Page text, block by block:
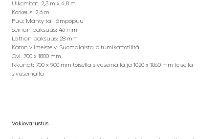
Ulkomitat: 2,3 m x 4,8 m
Korkeus: 2,6 m
Puu: Mänty tai lämpöpuu
Seinän paksuus: 46 mm
Lattian paksuus: 28 mm
Katon viimeistely: Suomalaista bitumikattotiiltä
Ovi: 700 x 1800 mm
Ikkunat: 700 x 900 mm toisella sivuseinällä ja 1020 x 1060 mm toisella
sivuseinällä
Vakiovarustus: